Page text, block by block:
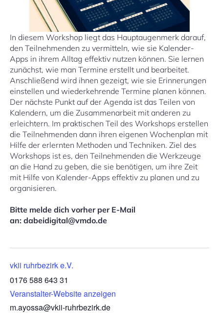
In diesem Workshop liegt das Hauptaugenmerk darauf,
den Teilnehmenden zu vermitteln, wie sie Kalender-
Apps in ihrem Alltag effektiv nutzen können. Sie lernen
zunächst, wie man Termine erstellt und bearbeitet.
Anschließend wird ihnen gezeigt, wie sie Erinnerungen
einstellen und wiederkehrende Termine planen können.
Der nächste Punkt auf der Agenda ist das Teilen von
Kalendern, um die Zusammenarbeit mit anderen zu
erleichtern. Im praktischen Teil des Workshops erstellen
die Teilnehmenden dann ihren eigenen Wochenplan mit
Hilfe der erlernten Methoden und Techniken. Ziel des
Workshops ist es, den Teilnehmenden die Werkzeuge
an die Hand zu geben, die sie benötigen, um ihre Zeit
mit Hilfe von Kalender-Apps effektiv zu planen und zu
organisieren.
Bitte melde dich vorher per E-Mail
an: dabeidigital@vmdo.de
vkii ruhrbezirk e.V.
0176 588 643 31
Veranstalter-Website anzeigen
m.ayossa@vkii-ruhrbezirk.de